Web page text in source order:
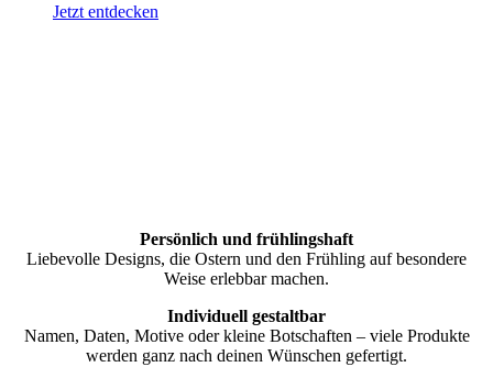
Jetzt entdecken
Persönlich und frühlingshaft
Liebevolle Designs, die Ostern und den Frühling auf besondere
Weise erlebbar machen.
Individuell gestaltbar
Namen, Daten, Motive oder kleine Botschaften – viele Produkte
werden ganz nach deinen Wünschen gefertigt.